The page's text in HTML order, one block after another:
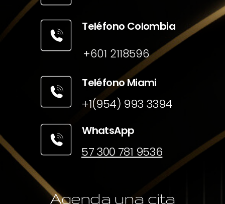
Teléfono Colombia
+601 2118596
Teléfono Miami
+1(954) 993 3394
WhatsApp
57 300 781 9536
Agenda una cita